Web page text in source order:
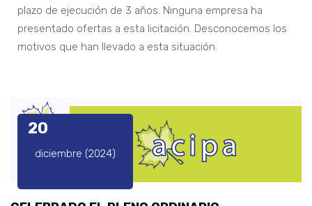
plazo de ejecución de 3 años. Ninguna empresa ha
presentado ofertas a esta licitación. Desconocemos los
motivos que han llevado a esta situación.
20
diciembre (2024)